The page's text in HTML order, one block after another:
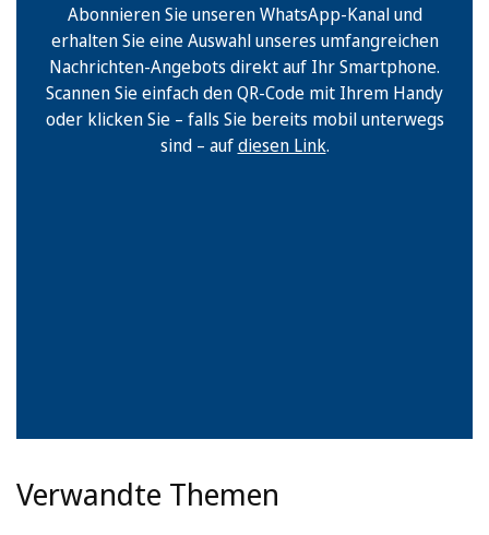
Abonnieren Sie unseren WhatsApp-Kanal und
erhalten Sie eine Auswahl unseres umfangreichen
Nachrichten-Angebots direkt auf Ihr Smartphone.
Scannen Sie einfach den QR-Code mit Ihrem Handy
oder klicken Sie – falls Sie bereits mobil unterwegs
sind – aufdiesen Link.
Verwandte Themen